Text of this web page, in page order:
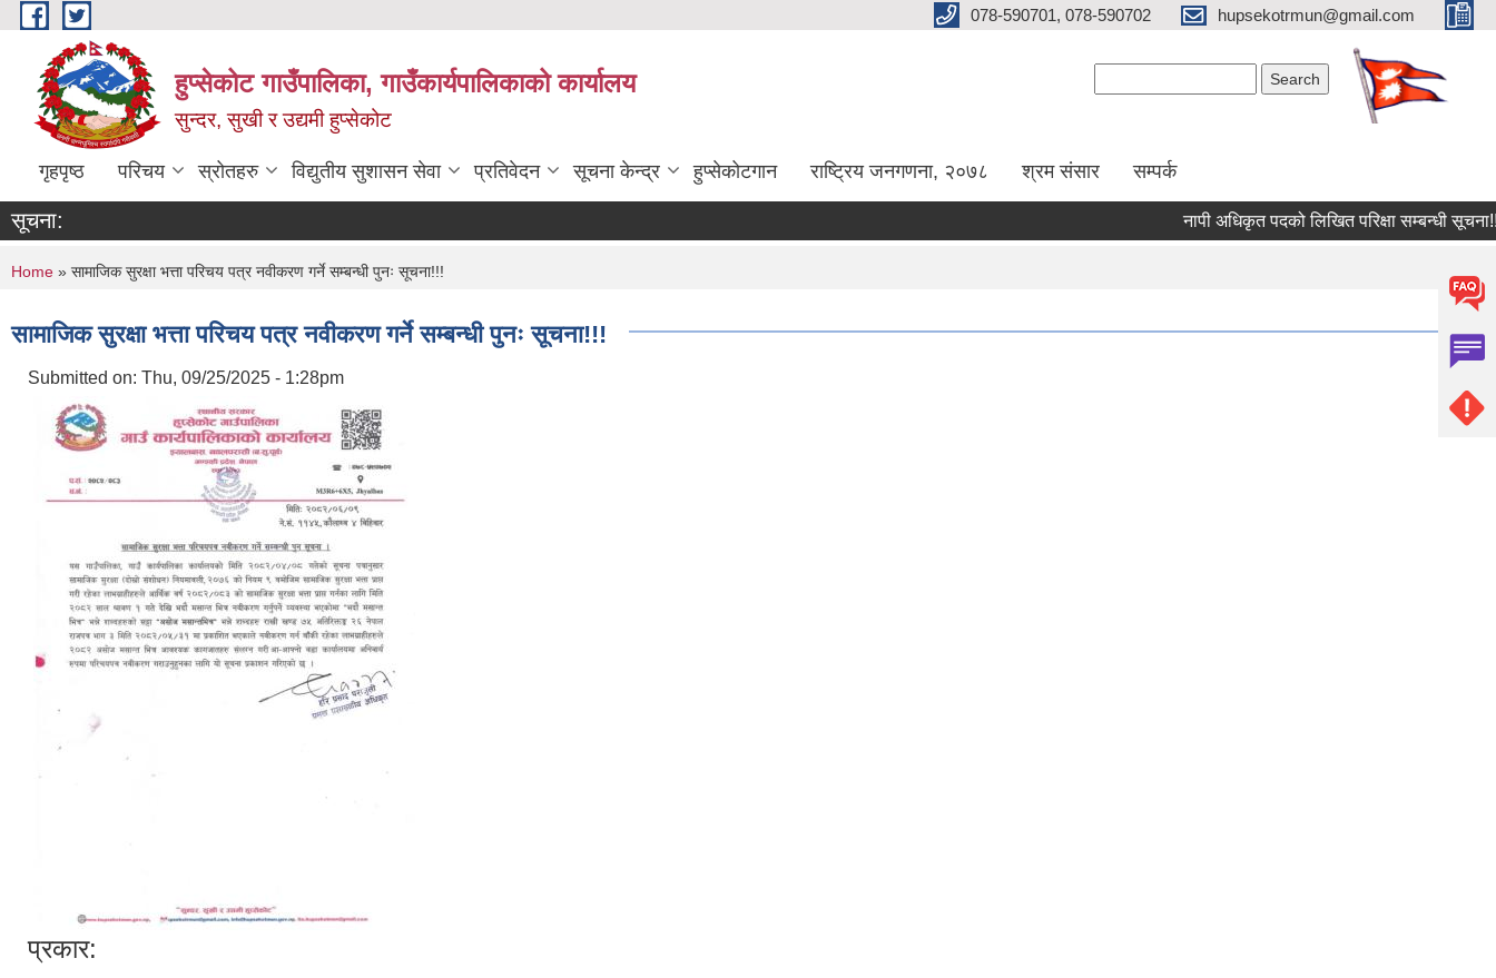
Skip to main content 078-590701, 078-590702 hupsekotrmun@gmail.com
हुप्सेकोट गाउँपालिका, गाउँकार्यपालिकाको कार्यालय
सुन्दर, सुखी र उद्यमी हुप्सेकोट
गृहपृष्ठ परिचय स्रोतहरु विद्युतीय सुशासन सेवा प्रतिवेदन सूचना केन्द्र हुप्सेकोटगान राष्ट्रिय जनगणना, २०७८ श्रम संसार सम्पर्क
सूचना: नापी अधिकृत पदको लिखित परिक्षा सम्बन्धी सूचना!!!
You are here
Home » सामाजिक सुरक्षा भत्ता परिचय पत्र नवीकरण गर्ने सम्बन्धी पुनः सूचना!!!
सामाजिक सुरक्षा भत्ता परिचय पत्र नवीकरण गर्ने सम्बन्धी पुनः सूचना!!!
Submitted on: Thu, 09/25/2025 - 1:28pm
प्रकार: